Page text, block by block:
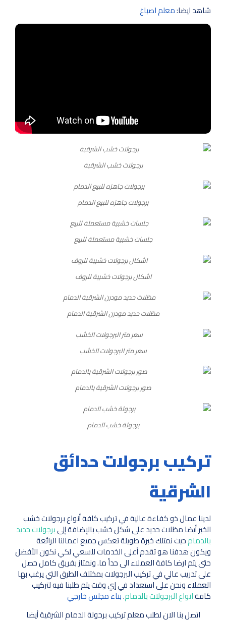
شاهد ايضا:معلم اصباغ
برجولات خشب الشرقية
برجولات جاهزه للبيع الدمام
جلسات خشبية مستعملة للبيع
اشكال برجولات خشبية للروف
مظلات حديد مودرن الشرقية الدمام
سعر متر البرجولات الخشب
صور برجولات الشرقية بالدمام
برجولة خشب الدمام
تركيب برجولات حدائق
الشرقية
لدينا عمال ذو كفاءة عالية في تركيب كافة أنواع برجولات خشب
الخبر أيضا مظلات حديد على شكل خشب بالإضافة إلىبرجولات حديد
بالدمامحيث نمتلك خبرة طويلة تعكس جميع اعمالنا الرائعة
ويكون هدفنا هو تقدم أعلى الخدمات للسعي لكي نكون الأفضل
حتى يتم ارضا كافة العملاء الى حداً ما. ونمتاز بفريق كامل حصل
على تدريب عالي في تركيب البرجولات بمختلف الطرق التي يرغب بها
العملاء ونحن على استعداد في إي وقت يتم طلبنا فيه لتركيب
كافةانواع البرجولات بالدمام.بناء مجلس خارجي
اتصل بنا الان لطلب معلم تركيب برحولة الدمام الشرقية أيضا